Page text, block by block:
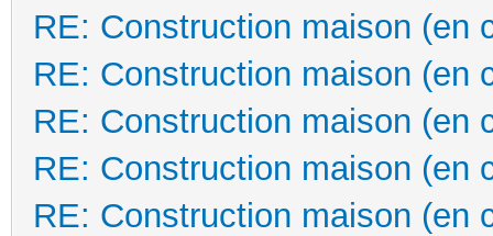
RE: Construction maison (en
RE: Construction maison (en
RE: Construction maison (en
RE: Construction maison (en
RE: Construction maison (en